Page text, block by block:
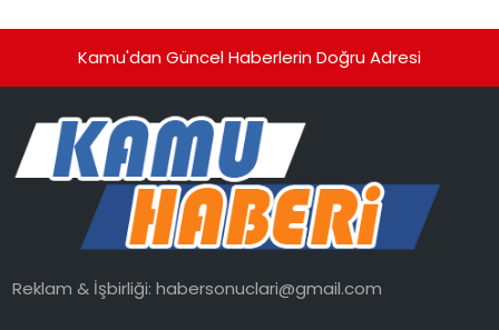
Kamu'dan Güncel Haberlerin Doğru Adresi
Reklam & İşbirliği:habersonuclari@gmail.com